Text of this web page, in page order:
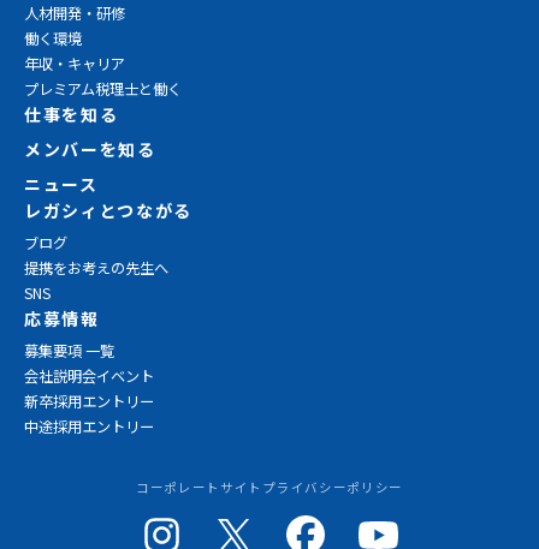
人材開発・研修
働く環境
年収・キャリア
プレミアム税理士と働く
仕事を知る
メンバーを知る
ニュース
レガシィとつながる
ブログ
提携をお考えの先生へ
SNS
応募情報
募集要項 一覧
会社説明会イベント
新卒採用エントリー
中途採用エントリー
コーポレートサイト プライバシーポリシー